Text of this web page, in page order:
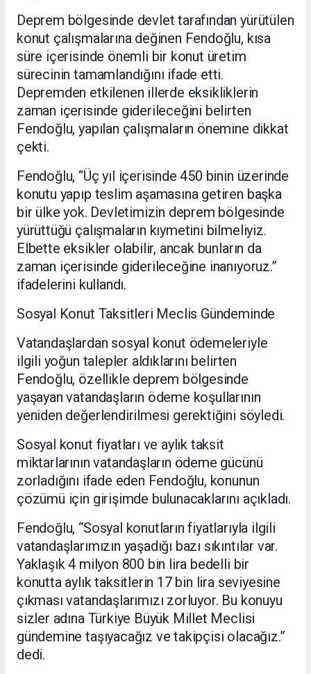
Deprem bölgesinde devlet tarafından yürütülen
konut çalışmalarına değinen Fendoğlu, kısa
süre içerisinde önemli bir konut üretim
sürecinin tamamlandığını ifade etti.
Depremden etkilenen illerde eksikliklerin
zaman içerisinde giderileceğini belirten
Fendoğlu, yapılan çalışmaların önemine dikkat
çekti.
Fendoğlu, “Üç yıl içerisinde 450 binin üzerinde
konutu yapıp teslim aşamasına getiren başka
bir ülke yok. Devletimizin deprem bölgesinde
yürüttüğü çalışmaların kıymetini bilmeliyiz.
Elbette eksikler olabilir, ancak bunların da
zaman içerisinde giderileceğine inanıyoruz.”
ifadelerini kullandı.
Sosyal Konut Taksitleri Meclis Gündeminde
Vatandaşlardan sosyal konut ödemeleriyle
ilgili yoğun talepler aldıklarını belirten
Fendoğlu, özellikle deprem bölgesinde
yaşayan vatandaşların ödeme koşullarının
yeniden değerlendirilmesi gerektiğini söyledi.
Sosyal konut fiyatları ve aylık taksit
miktarlarının vatandaşların ödeme gücünü
zorladığını ifade eden Fendoğlu, konunun
çözümü için girişimde bulunacaklarını açıkladı.
Fendoğlu, “Sosyal konutların fiyatlarıyla ilgili
vatandaşlarımızın yaşadığı bazı sıkıntılar var.
Yaklaşık 4 milyon 800 bin lira bedelli bir
konutta aylık taksitlerin 17 bin lira seviyesine
çıkması vatandaşlarımızı zorluyor. Bu konuyu
sizler adına Türkiye Büyük Millet Meclisi
gündemine taşıyacağız ve takipçisi olacağız.”
dedi.